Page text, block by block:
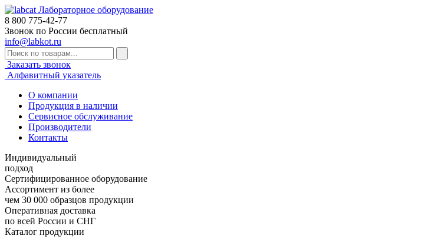
Лабораторное оборудование
8 800 775-42-77
Звонок по России бесплатный
info@labkot.ru
Заказать звонок
Алфавитный указатель
О компании
Продукция в наличии
Сервисное обслуживание
Производители
Контакты
Индивидуальный
подход
Сертифицированное оборудование
Ассортимент из более
чем 30 000 образцов продукции
Оперативная доставка
по всей России и СНГ
Каталог продукции